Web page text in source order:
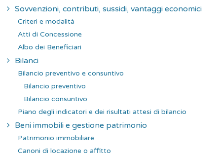
Sovvenzioni, contributi, sussidi, vantaggi economici
Criteri e modalità
Atti di Concessione
Albo dei Beneficiari
Bilanci
Bilancio preventivo e consuntivo
Bilancio preventivo
Bilancio consuntivo
Piano degli indicatori e dei risultati attesi di bilancio
Beni immobili e gestione patrimonio
Patrimonio immobiliare
Canoni di locazione o affitto